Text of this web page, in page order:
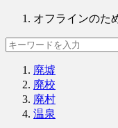
オフラインのた
廃墟
廃校
廃村
温泉